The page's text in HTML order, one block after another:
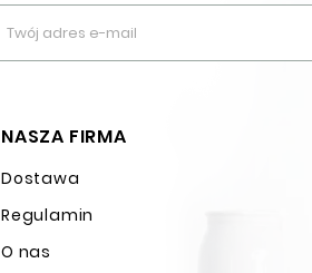
NASZA FIRMA
Dostawa
Regulamin
O nas